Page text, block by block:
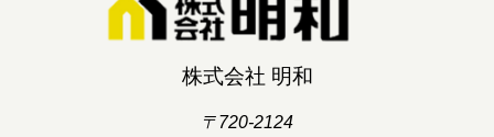
株式会社 明和
〒720-2124